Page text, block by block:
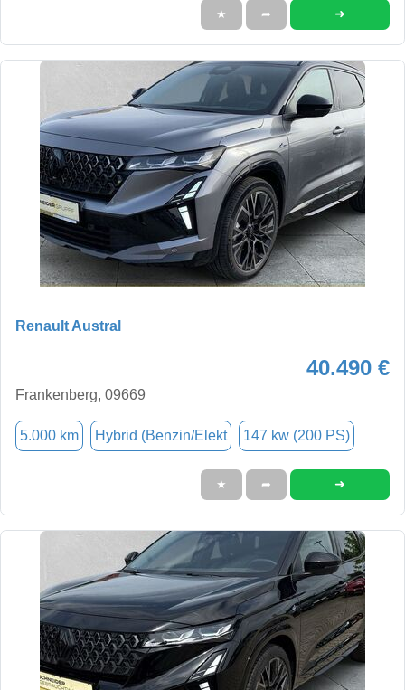
★ ➦ ➜
Renault Austral
40.490 €
Frankenberg, 09669
5.000 km Hybrid (Benzin/Elekt 147 kw (200 PS)
★ ➦ ➜